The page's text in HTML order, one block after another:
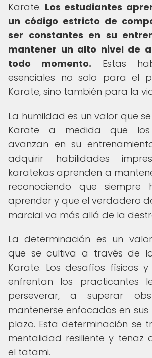
Karate. Los estudiantes
un código estricto de
ser constantes en su
mantener un alto nivel de
todo momento. Estas
esenciales no solo para el
Karate, sino también para la
La humildad es un valor que
Karate a medida que los
avanzan en su
adquirir habilidades
karatekas aprenden a
reconociendo que
aprender y que el verdadero
marcial va más allá de la
La determinación es un
que se cultiva a través de
Karate. Los desafíos físicos
enfrentan los practicantes
perseverar, a superar
mantenerse enfocados en
plazo. Esta determinación se
mentalidad resiliente y tenaz
el tatami.